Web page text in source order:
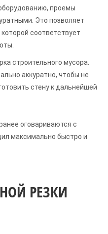
проемы
Это позволяет
соответствует
строительного мусора.
аккуратно, чтобы не
стену к дальнейшей
оговариваются с
максимально быстро и
РЕЗКИ